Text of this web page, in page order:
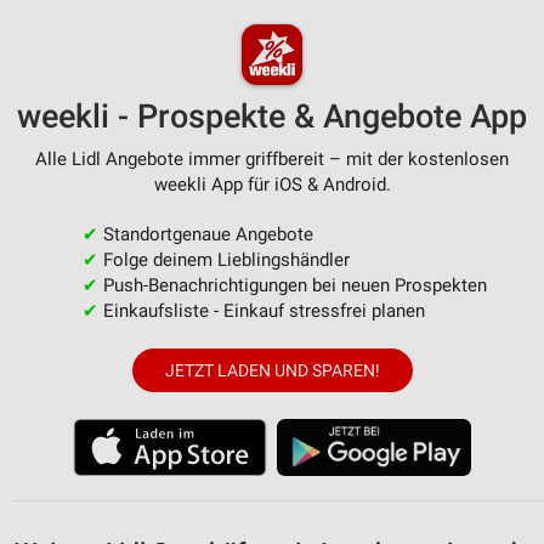
weekli - Prospekte & Angebote App
Alle Lidl Angebote immer griffbereit – mit der kostenlosen
weekli App für iOS & Android.
✔ Standortgenaue Angebote
✔ Folge deinem Lieblingshändler
✔ Push-Benachrichtigungen bei neuen Prospekten
✔ Einkaufsliste - Einkauf stressfrei planen
JETZT LADEN UND SPAREN!
Verwendung von Profilen zur Auswahl
personalisierter Inhalte
Messung der Werbeleistung
Messung der Performance von Inhalten
Analyse von Zielgruppen durch Statistiken oder
Kombinationen von Daten aus verschiedenen
Quellen
Verwendung reduzierter Daten zur Auswahl von
IAB-Besonderheiten:
Geräte anhand von aktiv angeforderten